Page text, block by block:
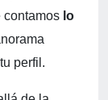
contamos lo
perfil.